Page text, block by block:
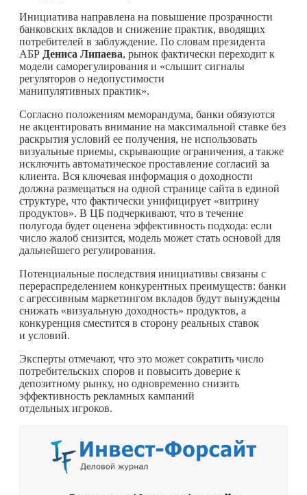
Инициатива направлена на повышение прозрачности
банковских вкладов и снижение практик, вводящих
потребителей в заблуждение. По словам президента
АБР Дениса Липаева, рынок фактически переходит к
модели саморегулирования и «слышит сигналы
регуляторов о недопустимости
манипулятивных практик».
Согласно положениям меморандума, банки обязуются
не акцентировать внимание на максимальной ставке без
раскрытия условий ее получения, не использовать
визуальные приемы, скрывающие ограничения, а также
исключить автоматическое проставление согласий за
клиента. Вся ключевая информация о доходности
должна размещаться на одной странице сайта в единой
структуре, что фактически унифицирует «витрину
продуктов». В ЦБ подчеркивают, что в течение
полугода будет оценена эффективность подхода: если
число жалоб снизится, модель может стать основой для
дальнейшего регулирования.
Потенциальные последствия инициативы связаны с
перераспределением конкурентных преимуществ: банки
с агрессивным маркетингом вкладов будут вынуждены
снижать «визуальную доходность» продуктов, а
конкуренция сместится в сторону реальных ставок
и условий.
Эксперты отмечают, что это может сократить число
потребительских споров и повысить доверие к
депозитному рынку, но одновременно снизить
эффективность рекламных кампаний
отдельных игроков.